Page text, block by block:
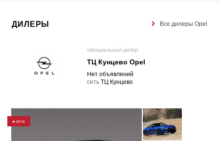
ДИЛЕРЫ Все дилеры Opel
официальный дилер
ТЦ Кунцево Opel
Нет объявлений
cеть ТЦ Кунцево
ФОТО